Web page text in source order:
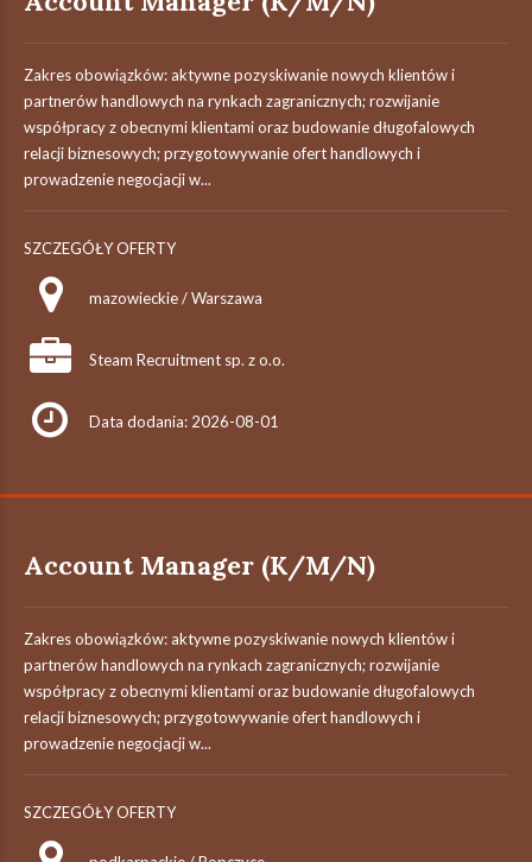
Zakres obowiązków: aktywne pozyskiwanie nowych klientów i
partnerów handlowych na rynkach zagranicznych; rozwijanie
współpracy z obecnymi klientami oraz budowanie długofalowych
relacji biznesowych; przygotowywanie ofert handlowych i
prowadzenie negocjacji w...
SZCZEGÓŁY OFERTY
mazowieckie / Warszawa
Steam Recruitment sp. z o.o.
Data dodania: 2026-08-01
Account Manager (K/M/N)
Zakres obowiązków: aktywne pozyskiwanie nowych klientów i
partnerów handlowych na rynkach zagranicznych; rozwijanie
współpracy z obecnymi klientami oraz budowanie długofalowych
relacji biznesowych; przygotowywanie ofert handlowych i
prowadzenie negocjacji w...
SZCZEGÓŁY OFERTY